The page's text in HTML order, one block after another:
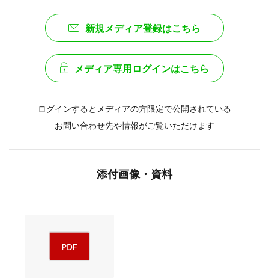
新規メディア登録はこちら
メディア専用ログインはこちら
ログインするとメディアの方限定で公開されている
お問い合わせ先や情報がご覧いただけます
添付画像・資料